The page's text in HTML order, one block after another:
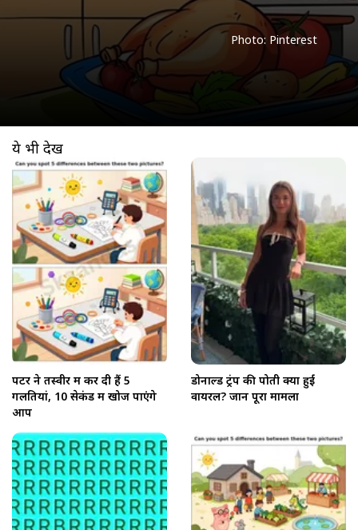
Photo: Pinterest
खुल रहा है
ये भी देखें
पेंटर ने तस्वीर में कर दी हैं 5
गलतियां, 10 सेकंड में खोज पाएंगे
आप
डोनाल्ड ट्रंप की पोती क्यों हुईं
वायरल? जानें पूरा मामला